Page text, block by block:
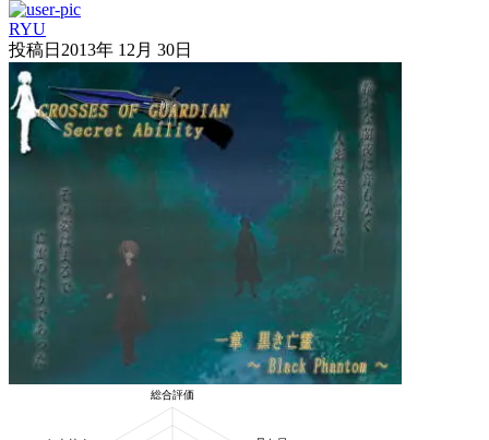
RYU
投稿日 2013年 12月 30日